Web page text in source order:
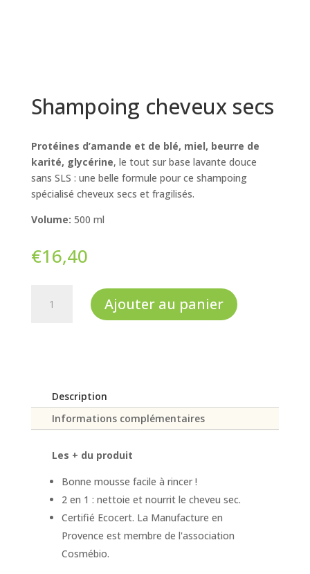
Shampoing cheveux secs
Protéines d’amande et de blé, miel, beurre de
karité, glycérine, le tout sur base lavante douce
sans SLS : une belle formule pour ce shampoing
spécialisé cheveux secs et fragilisés.
Volume: 500 ml
€16,40
Ajouter au panier
Description
Informations complémentaires
Les + du produit
Bonne mousse facile à rincer !
2 en 1 : nettoie et nourrit le cheveu sec.
Certifié Ecocert. La Manufacture en
Provence est membre de l'association
Cosmébio.